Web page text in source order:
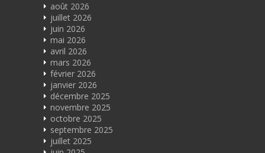
août 2026
juillet 2026
juin 2026
mai 2026
avril 2026
mars 2026
février 2026
janvier 2026
décembre 2025
novembre 2025
octobre 2025
septembre 2025
juillet 2025